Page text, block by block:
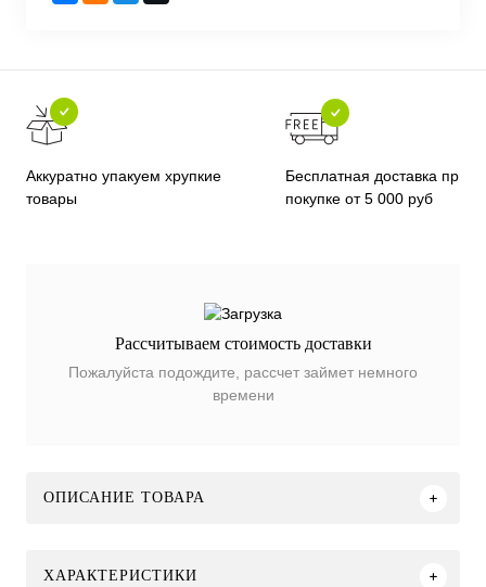
Аккуратно упакуем хрупкие
товары
Бесплатная доставка при
покупке от 5 000 руб
Рассчитываем стоимость доставки
Пожалуйста подождите, рассчет займет немного
времени
ОПИСАНИЕ ТОВАРА
ХАРАКТЕРИСТИКИ